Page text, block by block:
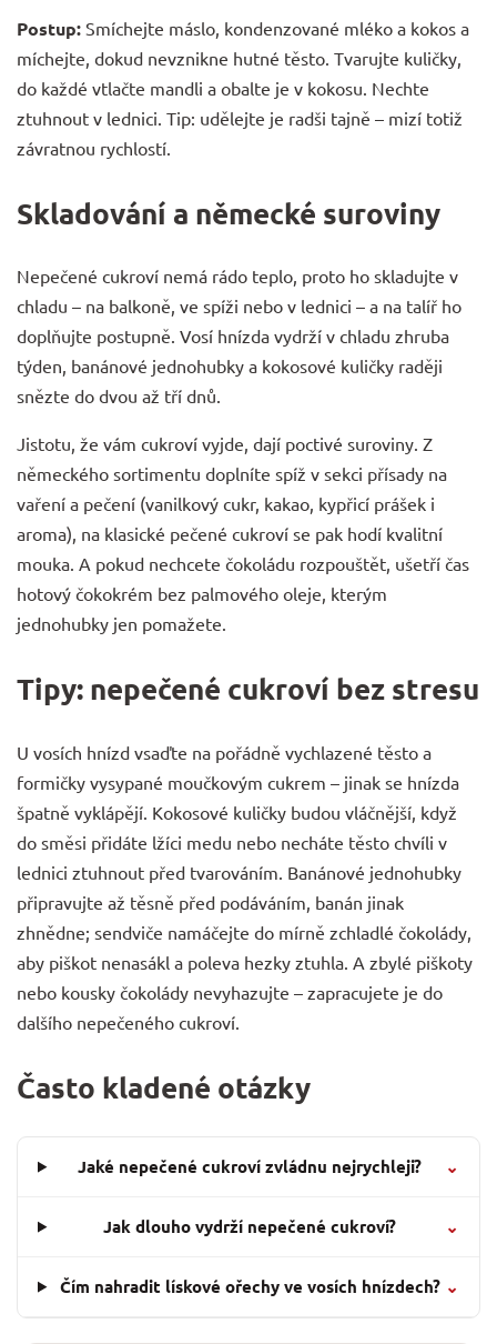
Postup: Smíchejte máslo, kondenzované mléko a kokos a
míchejte, dokud nevznikne hutné těsto. Tvarujte kuličky,
do každé vtlačte mandli a obalte je v kokosu. Nechte
ztuhnout v lednici. Tip: udělejte je radši tajně – mizí totiž
závratnou rychlostí.
Skladování a německé suroviny
Nepečené cukroví nemá rádo teplo, proto ho skladujte v
chladu – na balkoně, ve spíži nebo v lednici – a na talíř ho
doplňujte postupně. Vosí hnízda vydrží v chladu zhruba
týden, banánové jednohubky a kokosové kuličky raději
snězte do dvou až tří dnů.
Jistotu, že vám cukroví vyjde, dají poctivé suroviny. Z
německého sortimentu doplníte spíž v sekci přísady na
vaření a pečení (vanilkový cukr, kakao, kypřicí prášek i
aroma), na klasické pečené cukroví se pak hodí kvalitní
mouka. A pokud nechcete čokoládu rozpouštět, ušetří čas
hotový čokokrém bez palmového oleje, kterým
jednohubky jen pomažete.
Tipy: nepečené cukroví bez stresu
U vosích hnízd vsaďte na pořádně vychlazené těsto a
formičky vysypané moučkovým cukrem – jinak se hnízda
špatně vyklápějí. Kokosové kuličky budou vláčnější, když
do směsi přidáte lžíci medu nebo necháte těsto chvíli v
lednici ztuhnout před tvarováním. Banánové jednohubky
připravujte až těsně před podáváním, banán jinak
zhnědne; sendviče namáčejte do mírně zchladlé čokolády,
aby piškot nenasákl a poleva hezky ztuhla. A zbylé piškoty
nebo kousky čokolády nevyhazujte – zapracujete je do
dalšího nepečeného cukroví.
Často kladené otázky
Jaké nepečené cukroví zvládnu nejrychleji? ⌄
Jak dlouho vydrží nepečené cukroví? ⌄
Čím nahradit lískové ořechy ve vosích hnízdech? ⌄